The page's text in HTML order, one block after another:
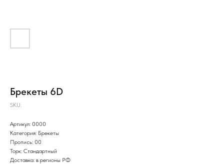
Брекеты 6D
SKU:
Артикул: 0000
Категория: Брекеты
Пропись: 00
Торк: Стандартный
Доставка: в регионы РФ